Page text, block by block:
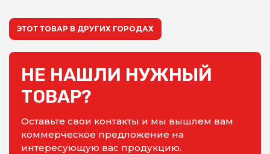
ЭТОТ ТОВАР В ДРУГИХ ГОРОДАХ
НЕ НАШЛИ НУЖНЫЙ
ТОВАР?
Оставьте свои контакты и мы вышлем вам
коммерческое предложение на
интересующую вас продукцию.